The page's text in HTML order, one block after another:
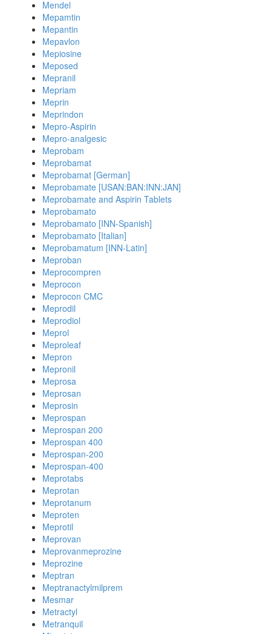
Mendel
Mepamtin
Mepantin
Mepavlon
Mepiosine
Meposed
Mepranil
Mepriam
Meprin
Meprindon
Mepro-Aspirin
Mepro-analgesic
Meprobam
Meprobamat
Meprobamat [German]
Meprobamate [USAN:BAN:INN:JAN]
Meprobamate and Aspirin Tablets
Meprobamato
Meprobamato [INN-Spanish]
Meprobamato [Italian]
Meprobamatum [INN-Latin]
Meproban
Meprocompren
Meprocon
Meprocon CMC
Meprodil
Meprodiol
Meprol
Meproleaf
Mepron
Mepronil
Meprosa
Meprosan
Meprosin
Meprospan
Meprospan 200
Meprospan 400
Meprospan-200
Meprospan-400
Meprotabs
Meprotan
Meprotanum
Meproten
Meprotil
Meprovan
Meprovanmeprozine
Meprozine
Meptran
Meptranactylmilprem
Mesmar
Metractyl
Metranquil